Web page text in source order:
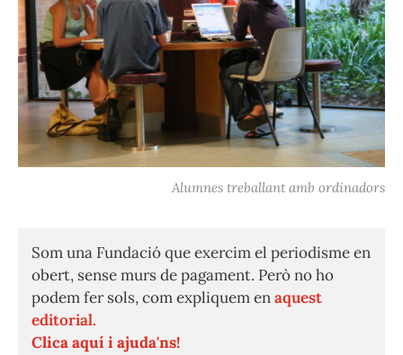
Alumnes treballant amb ordinadors
Som una Fundació que exercim el periodisme en
obert, sense murs de pagament. Però no ho
podem fer sols, com expliquem enaquest
editorial.
Clica aquí i ajuda'ns!